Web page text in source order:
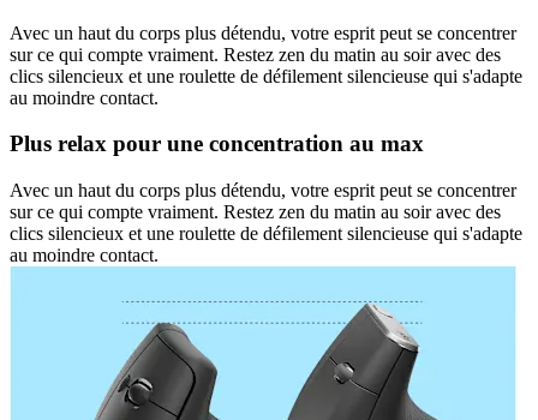
Avec un haut du corps plus détendu, votre esprit peut se concentrer
sur ce qui compte vraiment. Restez zen du matin au soir avec des
clics silencieux et une roulette de défilement silencieuse qui s'adapte
au moindre contact.
Plus relax pour une concentration au max
Avec un haut du corps plus détendu, votre esprit peut se concentrer
sur ce qui compte vraiment. Restez zen du matin au soir avec des
clics silencieux et une roulette de défilement silencieuse qui s'adapte
au moindre contact.